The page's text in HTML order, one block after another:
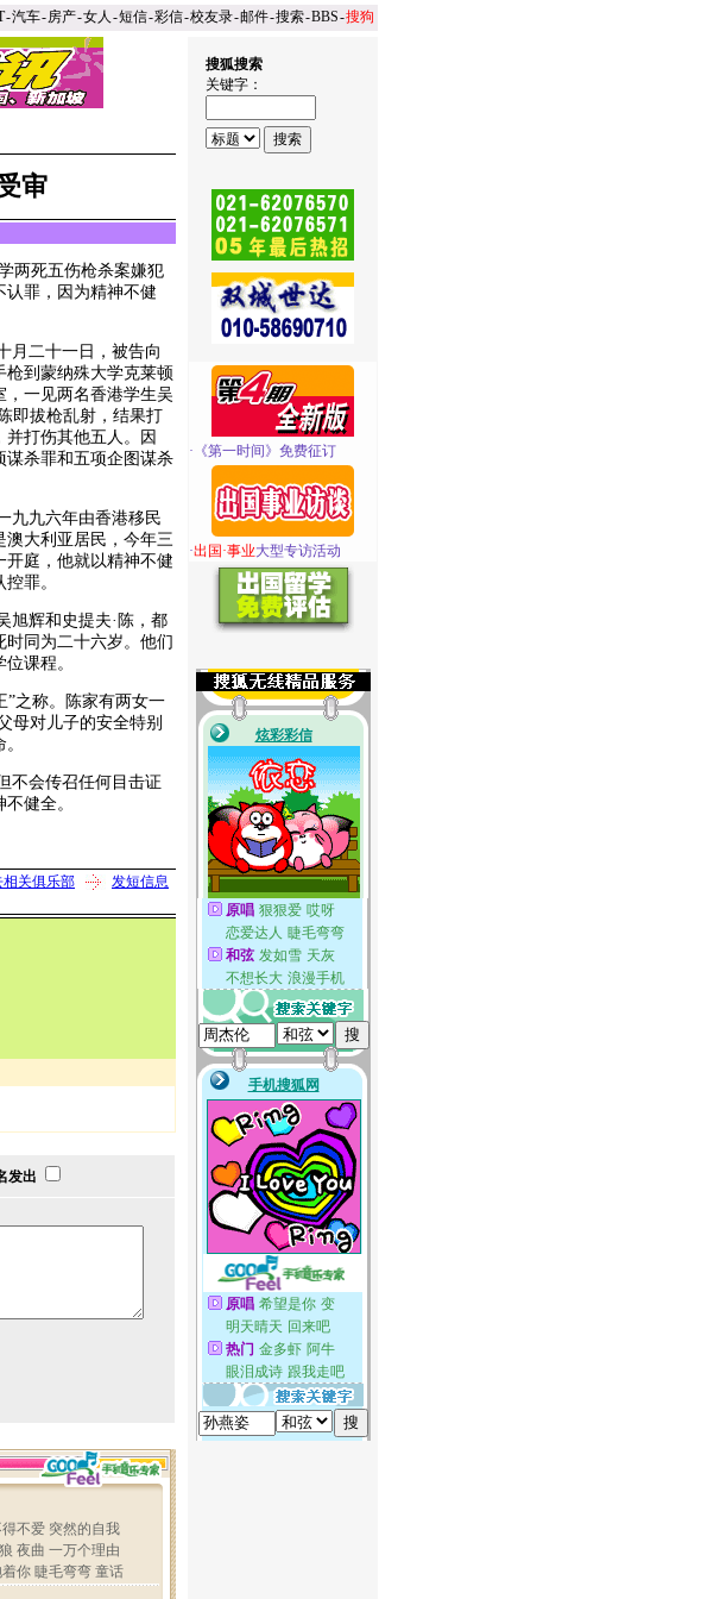
-汽车-房产-女人 -短信-彩信-校友录-邮件-搜索-BBS-搜狗
审
死五伤枪杀案嫌犯
认罪，因为精神不健
二十一日，被告向
枪到蒙纳殊大学克莱顿
，一见两名香港学生吴
即拔枪乱射，结果打
并打伤其他五人。因
谋杀罪和五项企图谋杀
九六年由香港移民
澳大利亚居民，今年三
开庭，他就以精神不健
认控罪。
辉和史提夫·陈，都
时同为二十六岁。他们
学位课程。
之称。陈家有两女一
母对儿子的安全特别
命。
会传召任何目击证
健全。
相关俱乐部 发短信息
发出
搜狐搜索
关键字：
· 《第一时间》免费征订
·出国·事业大型专访活动